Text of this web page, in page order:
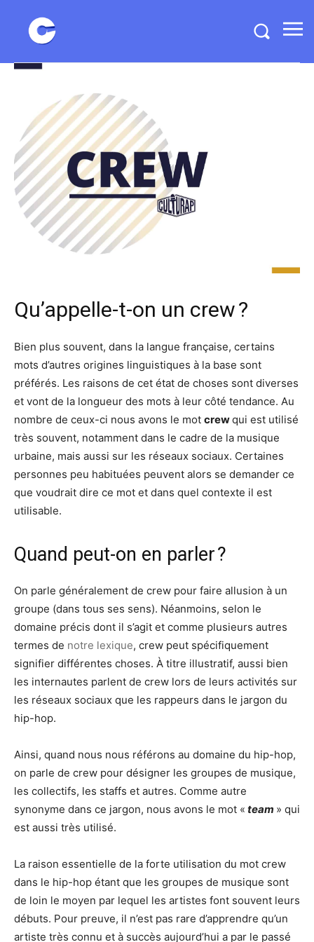
Qu’appelle-t-on un crew ?
Bien plus souvent, dans la langue française, certains
mots d’autres origines linguistiques à la base sont
préférés. Les raisons de cet état de choses sont diverses
et vont de la longueur des mots à leur côté tendance. Au
nombre de ceux-ci nous avons le mot crewqui est utilisé
très souvent, notamment dans le cadre de la musique
urbaine, mais aussi sur les réseaux sociaux. Certaines
personnes peu habituées peuvent alors se demander ce
que voudrait dire ce mot et dans quel contexte il est
utilisable.
Quand peut-on en parler ?
On parle généralement de crew pour faire allusion à un
groupe (dans tous ses sens). Néanmoins, selon le
domaine précis dont il s’agit et comme plusieurs autres
termes de notre lexique, crew peut spécifiquement
signifier différentes choses. À titre illustratif, aussi bien
les internautes parlent de crew lors de leurs activités sur
les réseaux sociaux que les rappeurs dans le jargon du
hip-hop.
Ainsi, quand nous nous référons au domaine du hip-hop,
on parle de crew pour désigner les groupes de musique,
les collectifs, les staffs et autres. Comme autre
synonyme dans ce jargon, nous avons le mot « team » qui
est aussi très utilisé.
La raison essentielle de la forte utilisation du mot crew
dans le hip-hop étant que les groupes de musique sont
de loin le moyen par lequel les artistes font souvent leurs
débuts. Pour preuve, il n’est pas rare d’apprendre qu’un
artiste très connu et à succès aujourd’hui a par le passé